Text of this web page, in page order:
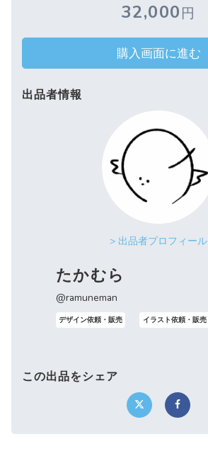
32,000円
購入画面に進む
出品者情報
> 出品者プロフィール
たかむら
@ramuneman
デザイン依頼・販売 イラスト依頼・販売
この出品をシェア